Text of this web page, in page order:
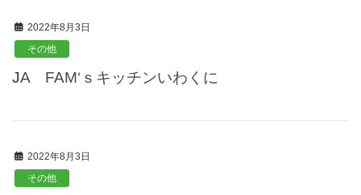
2022年8月3日
その他
JA FAM‘ｓキッチンいわくに
2022年8月3日
その他